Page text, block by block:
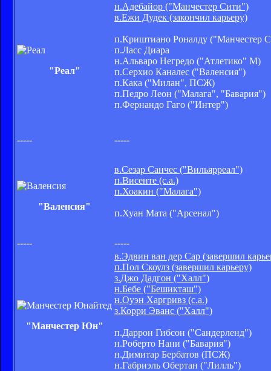
"Реал"
н.Адебайор ("Манчестер Сити")
в.Ежи Дудек (закончил карьеру)
п.Криштиано Роналду ("Манчестер
п.Ласс Диара
н.Альваро Негредо ("Атлетико" М)
п.Серхио Каналес ("Валенсия")
п.Кака ("Милан", ПСЖ)
п.Педро Леон ("Малага", "Бавария")
п.Фернандо Гаго ("Интер")
----- -----
"Валенсия"
в.Сезар Санчес ("Вильярреал")
п.Висенте (с.а.)
п.Хоакин ("Малага")
п.Хуан Мата ("Арсенал")
----- -----
"Манчестер Юн"
в.Эдвин ван дер Сар (завершил
п.Пол Скоулз (завершил карьеру)
з.Джо Дадгон ("Халл")
н.Бебе ("Бешикташ")
н.Оуэн Харгривз (с.а.)
з.Корри Эванс ("Халл")
п.Даррон Гибсон ("Сандерленд")
н.Роберто Нани ("Бавария")
н.Димитар Бербатов (ПСЖ)
н.Габриэль Обертан ("Лилль")